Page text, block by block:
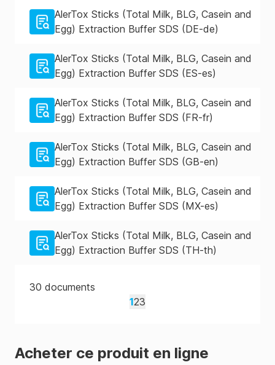
AlerTox Sticks (Total Milk, BLG, Casein and
Egg) Extraction Buffer SDS (DE-de)
AlerTox Sticks (Total Milk, BLG, Casein and
Egg) Extraction Buffer SDS (ES-es)
AlerTox Sticks (Total Milk, BLG, Casein and
Egg) Extraction Buffer SDS (FR-fr)
AlerTox Sticks (Total Milk, BLG, Casein and
Egg) Extraction Buffer SDS (GB-en)
AlerTox Sticks (Total Milk, BLG, Casein and
Egg) Extraction Buffer SDS (MX-es)
AlerTox Sticks (Total Milk, BLG, Casein and
Egg) Extraction Buffer SDS (TH-th)
30 documents
123
Acheter ce produit en ligne